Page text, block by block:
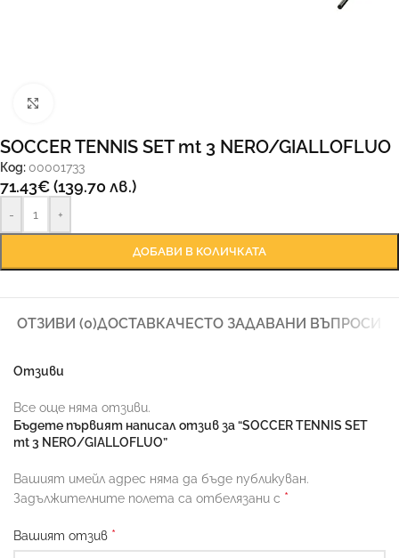
SOCCER TENNIS SET mt 3 NERO/GIALLOFLUO
Код: 00001733
71.43€(139.70 лв.)
- +
ДОБАВИ В КОЛИЧКАТА
ОТЗИВИ (0)ДОСТАВКАЧЕСТО ЗАДАВАНИ ВЪПРОСИ
Отзиви
Все още няма отзиви.
Бъдете първият написал отзив за “SOCCER TENNIS SET
mt 3 NERO/GIALLOFLUO”
Вашият имейл адрес няма да бъде публикуван.
Задължителните полета са отбелязани с *
Вашият отзив *